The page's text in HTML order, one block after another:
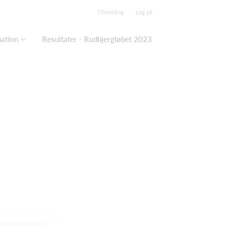
Tilmelding Log på
Resultater - Rudbjergløbet 2023